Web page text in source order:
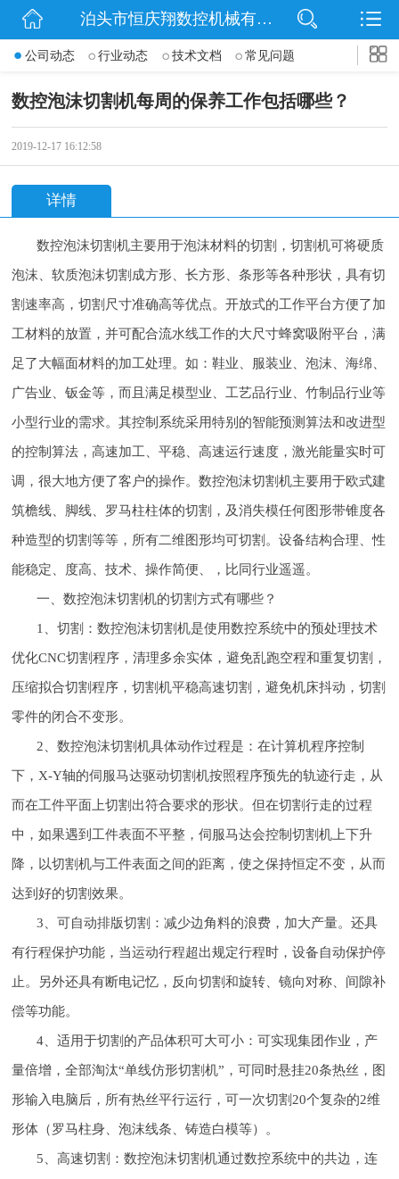
网站首页
动态
泊头市恒庆翔数控机械有限公司
公司动态 行业动态 技术文档 常见问题
数控泡沫切割机每周的保养工作包括哪些？
2019-12-17 16:12:58
详情
数控泡沫切割机主要用于泡沫材料的切割，切割机可将硬质
泡沫、软质泡沫切割成方形、长方形、条形等各种形状，具有切
割速率高，切割尺寸准确高等优点。开放式的工作平台方便了加
工材料的放置，并可配合流水线工作的大尺寸蜂窝吸附平台，满
足了大幅面材料的加工处理。如：鞋业、服装业、泡沫、海绵、
广告业、钣金等，而且满足模型业、工艺品行业、竹制品行业等
小型行业的需求。其控制系统采用特别的智能预测算法和改进型
的控制算法，高速加工、平稳、高速运行速度，激光能量实时可
调，很大地方便了客户的操作。数控泡沫切割机主要用于欧式建
筑檐线、脚线、罗马柱柱体的切割，及消失模任何图形带锥度各
种造型的切割等等，所有二维图形均可切割。设备结构合理、性
能稳定、度高、技术、操作简便、，比同行业遥遥。
一、数控泡沫切割机的切割方式有哪些？
1、切割：数控泡沫切割机是使用数控系统中的预处理技术
优化CNC切割程序，清理多余实体，避免乱跑空程和重复切割，
压缩拟合切割程序，切割机平稳高速切割，避免机床抖动，切割
零件的闭合不变形。
2、数控泡沫切割机具体动作过程是：在计算机程序控制
下，X-Y轴的伺服马达驱动切割机按照程序预先的轨迹行走，从
而在工件平面上切割出符合要求的形状。但在切割行走的过程
中，如果遇到工件表面不平整，伺服马达会控制切割机上下升
降，以切割机与工件表面之间的距离，使之保持恒定不变，从而
达到好的切割效果。
3、可自动排版切割：减少边角料的浪费，加大产量。还具
有行程保护功能，当运动行程超出规定行程时，设备自动保护停
止。另外还具有断电记忆，反向切割和旋转、镜向对称、间隙补
偿等功能。
4、适用于切割的产品体积可大可小：可实现集团作业，产
量倍增，全部淘汰“单线仿形切割机”，可同时悬挂20条热丝，图
形输入电脑后，所有热丝平行运行，可一次切割20个复杂的2维
形体（罗马柱身、泡沫线条、铸造白模等）。
5、高速切割：数控泡沫切割机通过数控系统中的共边，连